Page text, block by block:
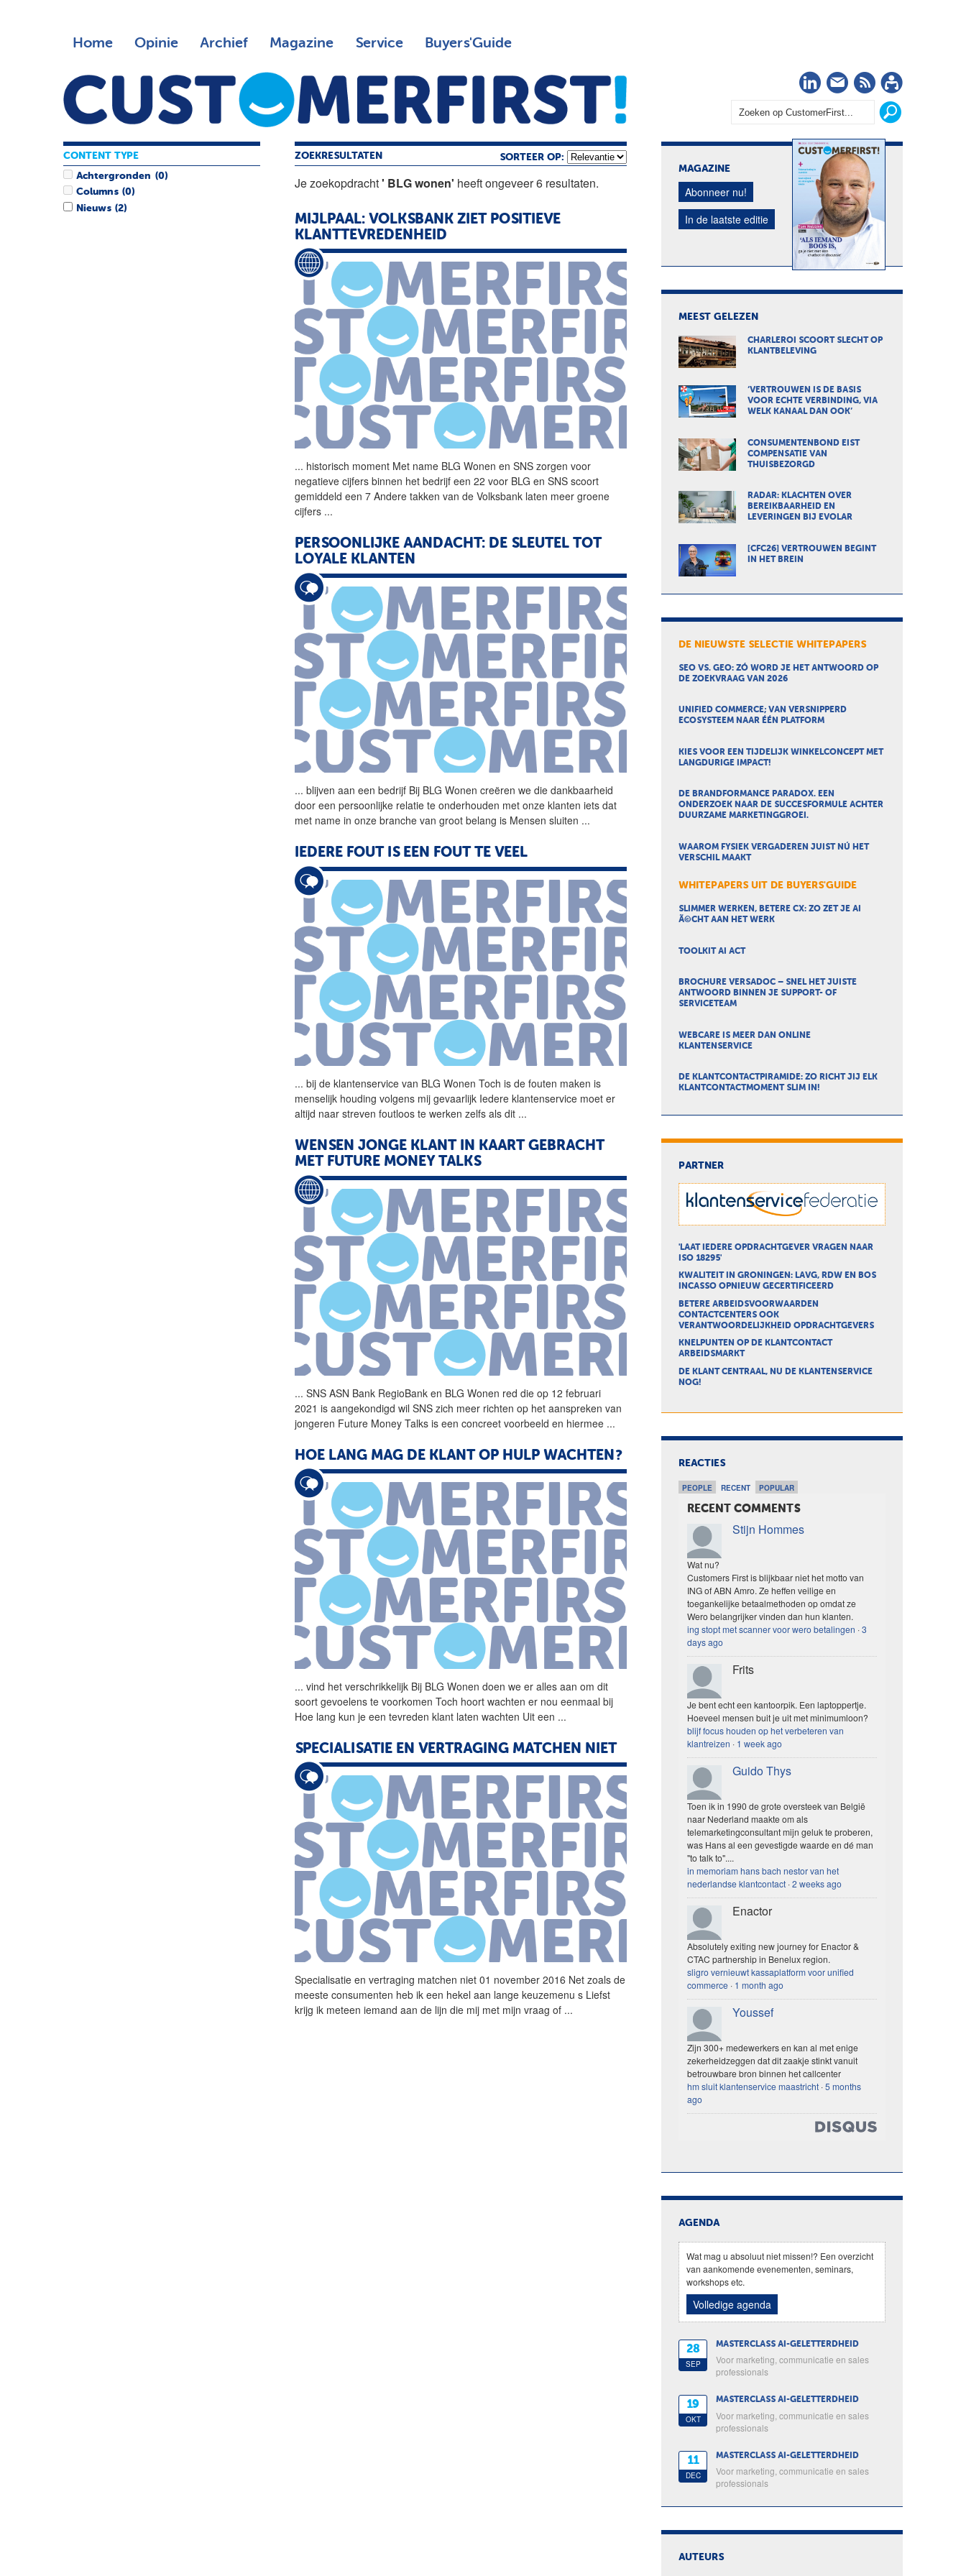
Home Opinie Archief Magazine Service Buyers'Guide
LinkedIn
Nieuwsbrief
RSS
ZOEKRESULTATEN SORTEER OP:
Je zoekopdracht' BLG wonen' heeft ongeveer 6 resultaten.
MIJLPAAL: VOLKSBANK ZIET POSITIEVE
KLANTTEVREDENHEID
... historisch moment Met name BLG Wonen en SNS zorgen voor
negatieve cijfers binnen het bedrijf een 22 voor BLG en SNS scoort
gemiddeld een 7 Andere takken van de Volksbank laten meer groene
cijfers ...
PERSOONLIJKE AANDACHT: DE SLEUTEL TOT
LOYALE KLANTEN
... blijven aan een bedrijf Bij BLG Wonen creëren we die dankbaarheid
door een persoonlijke relatie te onderhouden met onze klanten iets dat
met name in onze branche van groot belang is Mensen sluiten ...
IEDERE FOUT IS EEN FOUT TE VEEL
... bij de klantenservice van BLG Wonen Toch is de fouten maken is
menselijk houding volgens mij gevaarlijk Iedere klantenservice moet er
altijd naar streven foutloos te werken zelfs als dit ...
WENSEN JONGE KLANT IN KAART GEBRACHT
MET FUTURE MONEY TALKS
... SNS ASN Bank RegioBank en BLG Wonen red die op 12 februari
2021 is aangekondigd wil SNS zich meer richten op het aanspreken van
jongeren Future Money Talks is een concreet voorbeeld en hiermee ...
HOE LANG MAG DE KLANT OP HULP WACHTEN?
... vind het verschrikkelijk Bij BLG Wonen doen we er alles aan om dit
soort gevoelens te voorkomen Toch hoort wachten er nou eenmaal bij
Hoe lang kun je een tevreden klant laten wachten Uit een ...
SPECIALISATIE EN VERTRAGING MATCHEN NIET
Specialisatie en vertraging matchen niet 01 november 2016 Net zoals de
meeste consumenten heb ik een hekel aan lange keuzemenu s Liefst
krijg ik meteen iemand aan de lijn die mij met mijn vraag of ...
CONTENT TYPE
Achtergronden (0)
Columns (0)
Nieuws (2)
MAGAZINE
Abonneer nu!
In de laatste editie
MEEST GELEZEN
CHARLEROI SCOORT SLECHT OP
KLANTBELEVING
‘VERTROUWEN IS DE BASIS
VOOR ECHTE VERBINDING, VIA
WELK KANAAL DAN OOK’
CONSUMENTENBOND EIST
COMPENSATIE VAN
THUISBEZORGD
RADAR: KLACHTEN OVER
BEREIKBAARHEID EN
LEVERINGEN BIJ EVOLAR
[CFC26] VERTROUWEN BEGINT
IN HET BREIN
DE NIEUWSTE SELECTIE WHITEPAPERS
SEO VS. GEO: ZÓ WORD JE HET ANTWOORD OP
DE ZOEKVRAAG VAN 2026
UNIFIED COMMERCE; VAN VERSNIPPERD
ECOSYSTEEM NAAR ÉÉN PLATFORM
KIES VOOR EEN TIJDELIJK WINKELCONCEPT MET
LANGDURIGE IMPACT!
DE BRANDFORMANCE PARADOX. EEN
ONDERZOEK NAAR DE SUCCESFORMULE ACHTER
DUURZAME MARKETINGGROEI.
WAAROM FYSIEK VERGADEREN JUIST NÚ HET
VERSCHIL MAAKT
WHITEPAPERS UIT DE BUYERS'GUIDE
SLIMMER WERKEN, BETERE CX: ZO ZET JE AI
Ã©CHT AAN HET WERK
TOOLKIT AI ACT
BROCHURE VERSADOC – SNEL HET JUISTE
ANTWOORD BINNEN JE SUPPORT- OF
SERVICETEAM
WEBCARE IS MEER DAN ONLINE
KLANTENSERVICE
DE KLANTCONTACTPIRAMIDE: ZO RICHT JIJ ELK
KLANTCONTACTMOMENT SLIM IN!
PARTNER
'LAAT IEDERE OPDRACHTGEVER VRAGEN NAAR
ISO 18295'
KWALITEIT IN GRONINGEN: LAVG, RDW EN BOS
INCASSO OPNIEUW GECERTIFICEERD
BETERE ARBEIDSVOORWAARDEN
CONTACTCENTERS OOK
VERANTWOORDELIJKHEID OPDRACHTGEVERS
KNELPUNTEN OP DE KLANTCONTACT
ARBEIDSMARKT
DE KLANT CENTRAAL, NU DE KLANTENSERVICE
NOG!
REACTIES
PEOPLE RECENT POPULAR
RECENT COMMENTS
Stijn Hommes
Wat nu?
Customers First is blijkbaar niet het motto van
ING of ABN Amro. Ze heffen veilige en
toegankelijke betaalmethoden op omdat ze
Wero belangrijker vinden dan hun klanten.
ing stopt met scanner voor wero betalingen ·3
days ago
Frits
Je bent echt een kantoorpik. Een laptoppertje.
Hoeveel mensen buit je uit met minimumloon?
blijf focus houden op het verbeteren van
klantreizen · 1 week ago
Guido Thys
Toen ik in 1990 de grote oversteek van België
naar Nederland maakte om als
telemarketingconsultant mijn geluk te proberen,
was Hans al een gevestigde waarde en dé man
"to talk to"....
in memoriam hans bach nestor van het
nederlandse klantcontact ·2 weeks ago
Enactor
Absolutely exiting new journey for Enactor &
CTAC partnership in Benelux region.
sligro vernieuwt kassaplatform voor unified
commerce · 1 month ago
Youssef
Zijn 300+ medewerkers en kan al met enige
zekerheidzeggen dat dit zaakje stinkt vanuit
betrouwbare bron binnen het callcenter
hm sluit klantenservice maastricht ·5 months
ago
AGENDA
Wat mag u absoluut niet missen!? Een overzicht
van aankomende evenementen, seminars,
workshops etc.
Volledige agenda
28
SEP
MASTERCLASS AI-GELETTERDHEID
Voor marketing, communicatie en sales
professionals
19
OKT
MASTERCLASS AI-GELETTERDHEID
Voor marketing, communicatie en sales
professionals
11
DEC
MASTERCLASS AI-GELETTERDHEID
Voor marketing, communicatie en sales
professionals
AUTEURS